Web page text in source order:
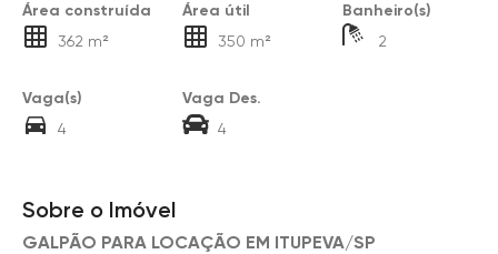
Área construída
362 m²
Área útil
350 m²
Banheiro(s)
2
Vaga(s)
4
Vaga Des.
4
Sobre o Imóvel
GALPÃO PARA LOCAÇÃO EM ITUPEVA/SP